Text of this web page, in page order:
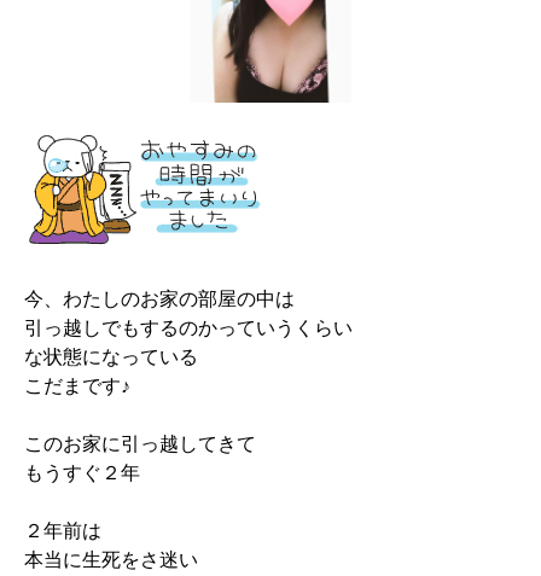
今、わたしのお家の部屋の中は
引っ越しでもするのかっていうくらい
な状態になっている
こだまです♪
このお家に引っ越してきて
もうすぐ２年
２年前は
本当に生死をさ迷い